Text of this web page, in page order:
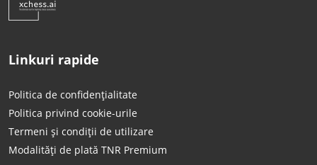
Linkuri rapide
Politica de confidențialitate
Politica privind cookie-urile
Termeni și condiții de utilizare
Modalități de plată TNR Premium